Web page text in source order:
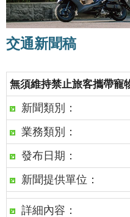
交通新聞稿
無須維持禁止旅客攜帶寵
新聞類別：
業務類別：
發布日期：
新聞提供單位：
詳細內容：